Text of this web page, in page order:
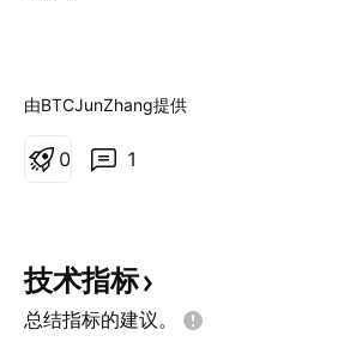
由BTCJunZhang提供
1
0
技术指标
总结指标的建议。